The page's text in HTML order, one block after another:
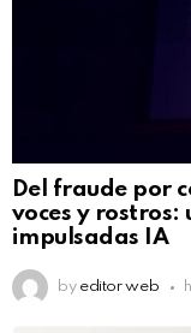
Del fraude por
voces y rostros:
impulsadas IA
by editor web